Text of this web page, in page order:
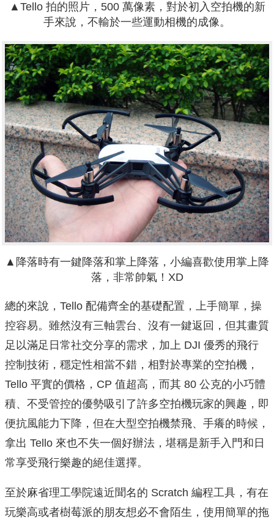
▲Tello 拍的照片，500 萬像素，對於初入空拍機的新
手來說，不輸於一些運動相機的成像。
▲降落時有一鍵降落和掌上降落，小編喜歡使用掌上降
落，非常帥氣！XD
總的來說，Tello 配備齊全的基礎配置，上手簡單，操
控容易。雖然沒有三軸雲台、沒有一鍵返回，但其畫質
足以滿足日常社交分享的需求，加上 DJI 優秀的飛行
控制技術，穩定性相當不錯，相對於專業的空拍機，
Tello 平實的價格，CP 值超高，而其 80 公克的小巧體
積、不受管控的優勢吸引了許多空拍機玩家的興趣，即
便抗風能力下降，但在大型空拍機禁飛、手癢的時候，
拿出 Tello 來也不失一個好辦法，堪稱是新手入門和日
常享受飛行樂趣的絕佳選擇。
至於麻省理工學院遠近聞名的 Scratch 編程工具，有在
玩樂高或者樹莓派的朋友想必不會陌生，使用簡單的拖